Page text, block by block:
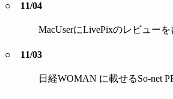
○ 11/04
MacUserにLivePixのレビューを
○ 11/03
日経WOMAN に載せるSo-net